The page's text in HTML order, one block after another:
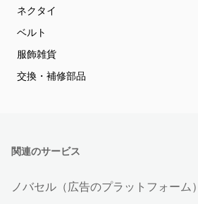
ネクタイ
ベルト
服飾雑貨
交換・補修部品
関連のサービス
ノバセル（広告のプラットフォーム）